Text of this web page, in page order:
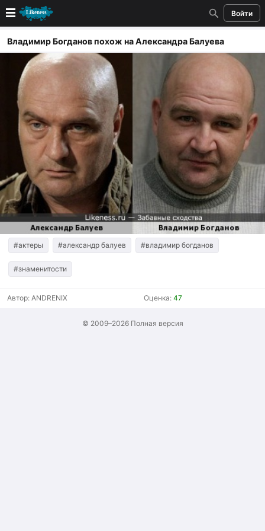
Войти
Новые
Лучшие
Голосование
Кандидаты
Случайное сходство 👍
Создать сходство
Для публикации необходима авторизация
Поиск
Владимир Богданов похож на Александра Балуева
#актеры #александр балуев #владимир богданов
#знаменитости
Автор: ANDRENIX Оценка: 47
© 2009–2026 Полная версия